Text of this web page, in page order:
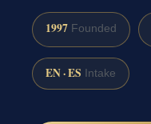
1997 Founded
EN · ES Intake